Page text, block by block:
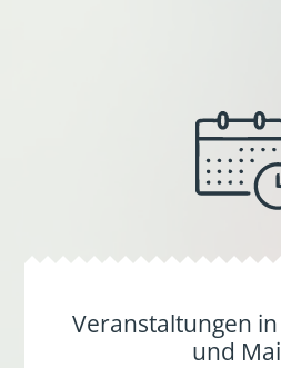
Veranstaltungen
und